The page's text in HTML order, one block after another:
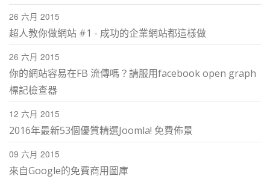
26 六月 2015
超人教你做網站 #1 - 成功的企業網站都這樣做
26 六月 2015
你的網站容易在FB 流傳嗎？請服用facebook open graph
標記檢查器
12 六月 2015
2016年最新53個優質精選Joomla! 免費佈景
09 六月 2015
來自Google的免費商用圖庫